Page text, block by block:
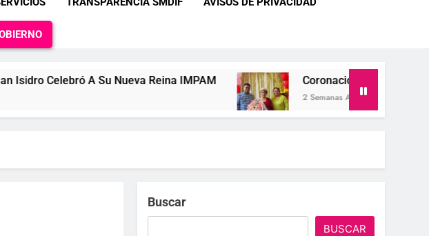
A Su Nueva Reina IMPAM Coronación De La Reina IMPAM 2026
2 Semanas Ago
Buscar
BUSCAR